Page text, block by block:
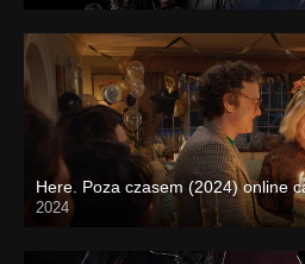
Here. Poza czasem (2024) online
2024